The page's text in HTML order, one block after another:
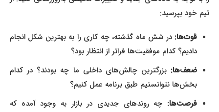
تیم خود بپرسید:
قوت‌ها: در شش ماه گذشته، چه کاری را به بهترین شکل انجام
دادیم؟ کدام موفقیت‌ها فراتر از انتظار بود؟
ضعف‌ها: بزرگترین چالش‌های داخلی ما چه بودند؟ در کدام
بخش‌ها نتوانستیم طبق برنامه عمل کنیم؟
فرصت‌ها: چه روندهای جدیدی در بازار به وجود آمده که